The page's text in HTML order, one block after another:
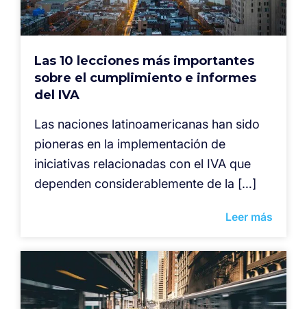
Las 10 lecciones más importantes
sobre el cumplimiento e informes
del IVA
Las naciones latinoamericanas han sido
pioneras en la implementación de
iniciativas relacionadas con el IVA que
dependen considerablemente de la […]
Leer más